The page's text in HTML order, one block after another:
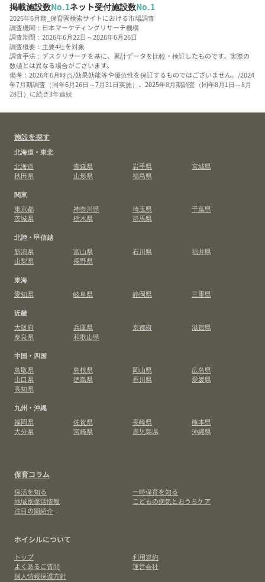
掲載施設数No.1ネット受付施設数No.1
2026年6月期_保育園検索サイトにおける市場調査
調査機関：日本マーケティングリサーチ機構
調査期間：2026年6月22日～2026年6月26日
調査概要：主要4社を対象
調査手法：デスクリサーチを基に、累計データを比較・検証したものです。実際の
数値とは異なる場合がございます。
備考：2026年6月時点/効果効能等や優位性を保証するものではございません。/2024
年7月期調査（同年6月26日～7月31日実施）、2025年8月期調査（同年8月1日～8月
28日）に続き3年連続
施設を探す
北海道・東北
北海道
青森県 岩手県
宮城県
秋田県
山形県
福島県
関東
東京都
神奈川県 埼玉県
千葉県
茨城県
栃木県
群馬県
北陸・甲信越
新潟県
富山県 石川県
福井県
山梨県
長野県
東海
愛知県
岐阜県 静岡県
三重県
近畿
大阪府
兵庫県 京都府
滋賀県
奈良県
和歌山県
中国・四国
鳥取県
島根県 岡山県
広島県
山口県
徳島県 香川県
愛媛県
高知県
九州・沖縄
福岡県
佐賀県 長崎県
熊本県
大分県
宮崎県 鹿児島県 沖縄県
保育コラム
保活を知る
一時保育を知る
地域別保活情報
こどもの病気とおうちケア
注目の園紹介
ホイシルについて
トップ
利用規約
よくあるご質問
運営会社
個人情報保護方針